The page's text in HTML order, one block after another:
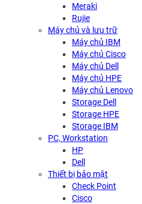
Meraki
Rujie
Máy chủ và lưu trữ
Máy chủ IBM
Máy chủ Cisco
Máy chủ Dell
Máy chủ HPE
Máy chủ Lenovo
Storage Dell
Storage HPE
Storage IBM
PC, Workstation
HP
Dell
Thiết bị bảo mật
Check Point
Cisco